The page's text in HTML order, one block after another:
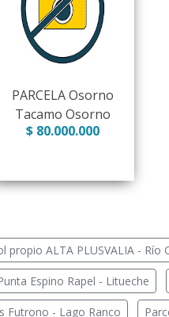
PARCELA Osorno
Tacamo Osorno
$ 80.000.000
propio ALTA PLUSVALIA - Río
Espino Rapel - Litueche
Futrono - Lago Ranco